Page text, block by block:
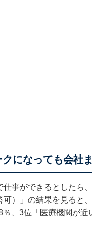
になっても会社
事ができるとしたら
）」の結果を見ると
、3位「医療機関が近